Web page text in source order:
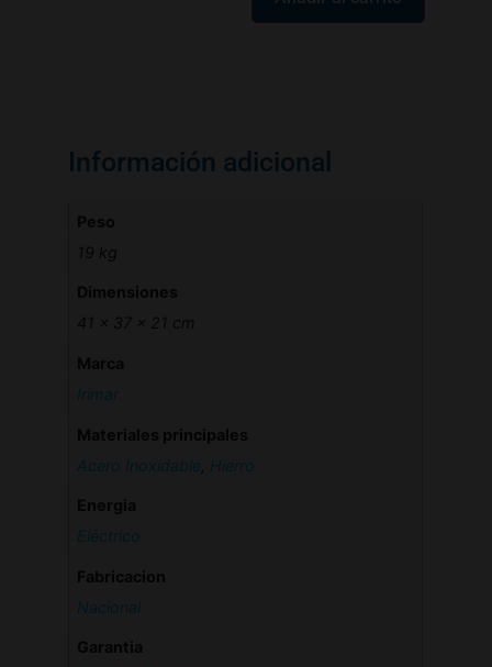
Información adicional
Irimar
Acero Inoxidable Hierro
Eléctrico
Nacional